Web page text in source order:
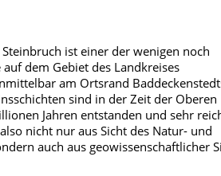
ist einer der wenigen noch
dem Gebiet des Landkreises
am Ortsrand
sind in der Zeit der Oberen
Jahren entstanden und sehr
nicht nur aus Sicht des Natur- und
auch aus geowissenschaftlicher